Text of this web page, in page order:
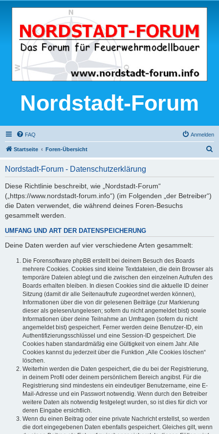
Nordstadt-Forum
FAQ Anmelden
Startseite Foren-Übersicht
Nordstadt-Forum - Datenschutzerklärung
Diese Richtlinie beschreibt, wie „Nordstadt-Forum“
(„https://www.nordstadt-forum.info“) (im Folgenden „der Betreiber“)
die Daten verwendet, die während deines Foren-Besuchs
gesammelt werden.
UMFANG UND ART DER DATENSPEICHERUNG
Deine Daten werden auf vier verschiedene Arten gesammelt:
Die Forensoftware phpBB erstellt bei deinem Besuch des Boards
mehrere Cookies. Cookies sind kleine Textdateien, die dein Browser als
temporäre Dateien ablegt und die zwischen den einzelnen Aufrufen des
Boards erhalten bleiben. In diesen Cookies sind die aktuelle ID deiner
Sitzung (damit dir alle Seitenaufrufe zugeordnet werden können),
Informationen über die von dir gelesenen Beiträge (zur Markierung
dieser als gelesen/ungelesen; sofern du nicht angemeldet bist) sowie
Informationen über deine Teilnahme an Umfragen (sofern du nicht
angemeldet bist) gespeichert. Ferner werden deine Benutzer-ID, ein
Authentifizierungsschlüssel und eine Session-ID gespeichert. Die
Cookies haben standardmäßig eine Gültigkeit von einem Jahr. Alle
Cookies kannst du jederzeit über die Funktion „Alle Cookies löschen“
löschen.
Weiterhin werden die Daten gespeichert, die du bei der Registrierung,
in deinem Profil oder deinem persönlichem Bereich angibst. Für die
Registrierung sind mindestens ein eindeutiger Benutzername, eine E-
Mail-Adresse und ein Passwort notwendig. Wenn durch den Betreiber
weitere Daten als notwendig festgelegt wurden, so ist dies für dich vor
deren Eingabe ersichtlich.
Wenn du einen Beitrag oder eine private Nachricht erstellst, so werden
die dort eingegebenen Daten ebenfalls gespeichert. Gleiches gilt, wenn